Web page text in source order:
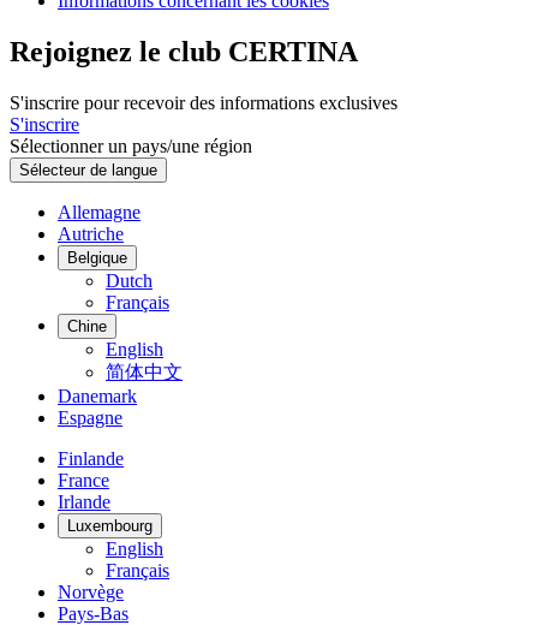
Rejoignez le club CERTINA
S'inscrire pour recevoir des informations exclusives
S'inscrire
Sélectionner un pays/une région
Sélecteur de langue
Allemagne
Autriche
Belgique
Dutch
Français
Chine
English
简体中文
Danemark
Espagne
Finlande
France
Irlande
Luxembourg
English
Français
Norvège
Pays-Bas